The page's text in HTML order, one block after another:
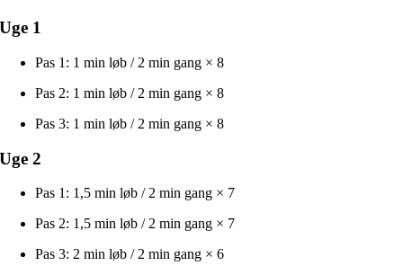
Uge 1
Pas 1: 1 min løb / 2 min gang × 8
Pas 2: 1 min løb / 2 min gang × 8
Pas 3: 1 min løb / 2 min gang × 8
Uge 2
Pas 1: 1,5 min løb / 2 min gang × 7
Pas 2: 1,5 min løb / 2 min gang × 7
Pas 3: 2 min løb / 2 min gang × 6